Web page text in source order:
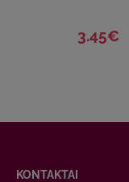
3.45€
KONTAKTAI